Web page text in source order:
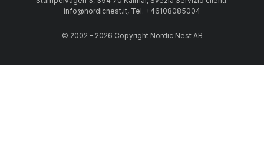
info@nordicnest.it, Tel. +46108085004
© 2002 - 2026 Copyright Nordic Nest AB